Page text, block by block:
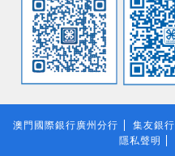
澳門國際銀行廣州分行 集友銀行
隱私聲明